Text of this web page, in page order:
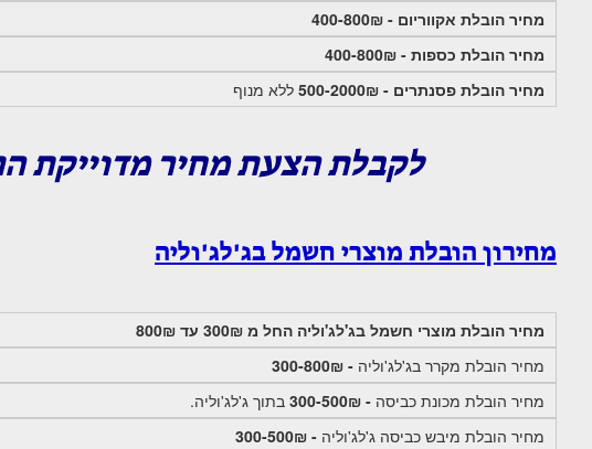
מחיר הובלת אקווריום - 400-800₪
מחיר הובלת כספות - 400-800₪
מחיר הובלת פסנתרים - 500-2000₪
ללא מנוף
לקבלת הצעת מחיר מדוייקת
מחירון הובלת מוצרי חשמל בג'לג'וליה
מחיר הובלת מוצרי חשמל בג'לג'וליה החל מ 300₪ עד 800₪
מחיר הובלת מקרר בג'לג'וליה - 300-800₪
מחיר הובלת מכונת כביסה - 300-500₪
בתוך ג'לג'וליה.
מחיר הובלת מיבש כביסה ג'לג'וליה - 300-500₪